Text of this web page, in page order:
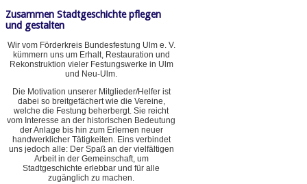
Zusammen Stadtgeschichte pflegen
und gestalten
Wir vom Förderkreis Bundesfestung Ulm e. V.
kümmern uns um Erhalt, Restauration und
Rekonstruktion vieler Festungswerke in Ulm
und Neu-Ulm.
Die Motivation unserer Mitglieder/Helfer ist
dabei so breitgefächert wie die Vereine,
welche die Festung beherbergt. Sie reicht
vom Interesse an der historischen Bedeutung
der Anlage bis hin zum Erlernen neuer
handwerklicher Tätigkeiten. Eins verbindet
uns jedoch alle: Der Spaß an der vielfältigen
Arbeit in der Gemeinschaft, um
Stadtgeschichte erlebbar und für alle
zugänglich zu machen.